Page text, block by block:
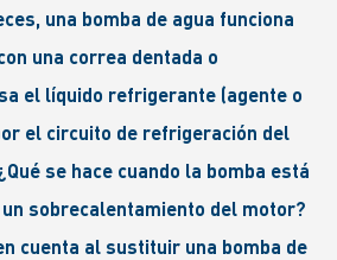
una bomba de agua funciona
una correa dentada o
el líquido refrigerante (agente o
el circuito de refrigeración del
se hace cuando la bomba está
sobrecalentamiento del motor?
cuenta al sustituir una bomba de